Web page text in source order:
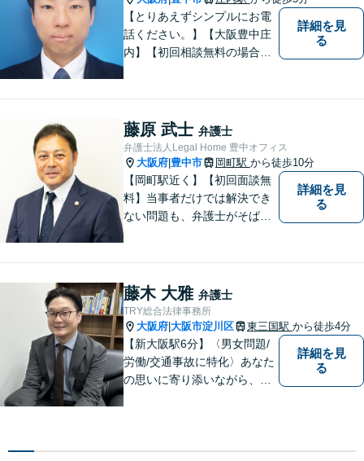
【とりあえずシンプルにお電
話ください。】【大阪豊中庄
内】【初回相談無料の場合あ
やWEB相談もございますので
お気軽にお問合せください】
詳細を見
る
藤原 武士 弁護士
弁護士法人Legal Home 豊中オフィス
大阪府 豊中市 岡町駅 から徒歩10分
【岡町駅近く】【初回面談無
料】当事者だけでは解決でき
ない問題も、弁護士がそばに
交通事故／企業法務など、幅
広く対応可能。【夜間／休日
対応可能】まずはお気軽にご
連絡ください。
詳細を見
る
藤木 大雅 弁護士
TRY総合法律事務所
大阪府 大阪市淀川区 東三国駅 から徒歩4分
【新大阪駅6分】〈男女問題/
労働/交通事故に特化〉あなた
の思いに寄り添いながら、明
据えた解決を目指します。
詳細を見
る